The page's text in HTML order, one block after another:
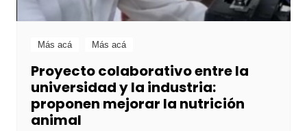
Más acá Más acá
Proyecto colaborativo entre la
universidad y la industria:
proponen mejorar la nutrición
animal